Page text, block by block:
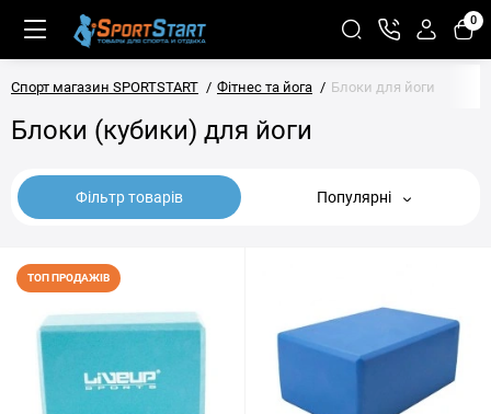
0
Спорт магазин SPORTSTART Фітнес та йога Блоки для йоги
Блоки (кубики) для йоги
Фільтр товарів Популярні
ТОП ПРОДАЖІВ